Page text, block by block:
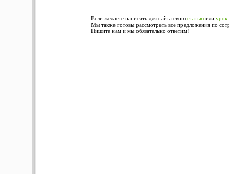
Если желаете написать для сайта свою статьюили урок
Мы также готовы рассмотреть все предложения по
Пишите нам и мы обязательно ответим!